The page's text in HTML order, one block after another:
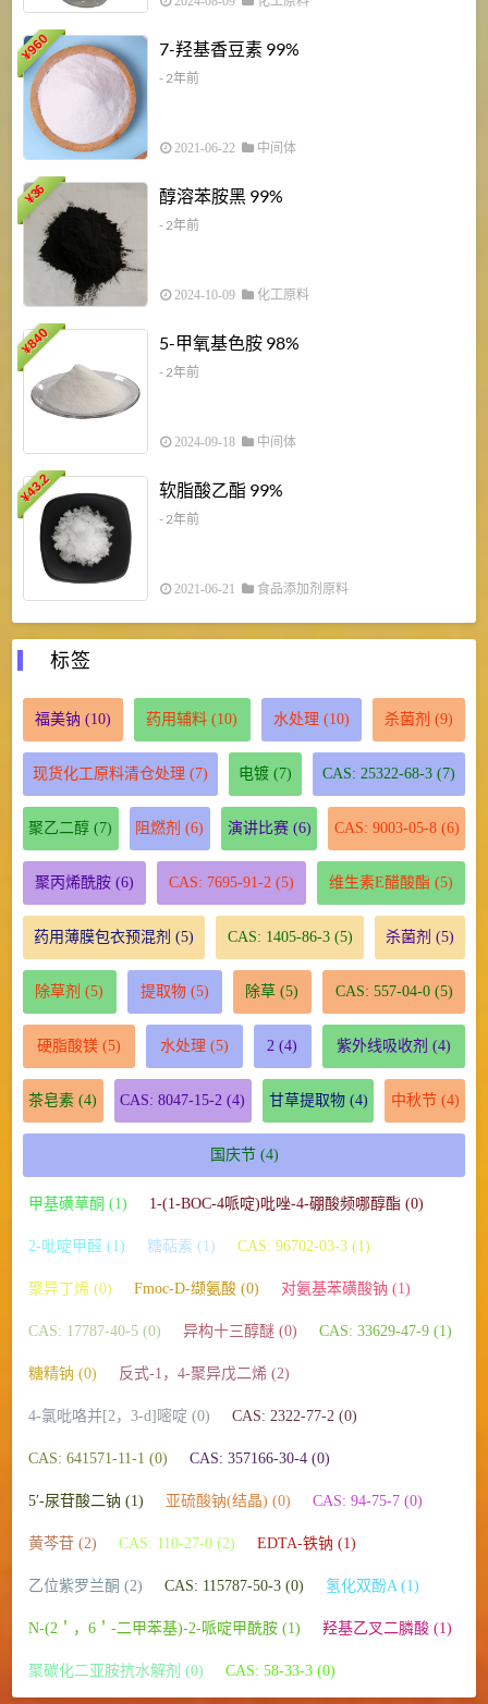
¥
960 7-羟基香豆素 99%
- 2年前
2021-06-22 中间体
¥
36 醇溶苯胺黑 99%
- 2年前
2024-10-09 化工原料
¥
840 5-甲氧基色胺 98%
- 2年前
2024-09-18 中间体
¥
43.2 软脂酸乙酯 99%
- 2年前
2021-06-21 食品添加剂原料
标签
福美钠 (10) 药用辅料 (10) 水处理 (10) 杀菌剂 (9)
现货化工原料清仓处理 (7) 电镀 (7) CAS: 25322-68-3 (7)
聚乙二醇 (7) 阻燃剂 (6) 演讲比赛(6) CAS: 9003-05-8(6)
聚丙烯酰胺(6) CAS: 7695-91-2 (5) 维生素E醋酸酯 (5)
药用薄膜包衣预混剂 (5) CAS: 1405-86-3(5) 杀菌剂 (5)
除草剂 (5) 提取物(5) 除草 (5) CAS: 557-04-0(5)
硬脂酸镁(5) 水处理 (5) 2 (4) 紫外线吸收剂 (4)
茶皂素 (4) CAS: 8047-15-2 (4) 甘草提取物(4) 中秋节(4)
国庆节(4)
甲基磺草酮 (1) 1-(1-BOC-4哌啶)吡唑-4-硼酸频哪醇酯 (0)
2-吡啶甲醛 (1) 糖萜素 (1) CAS: 96702-03-3 (1)
聚异丁烯 (0) Fmoc-D-缬氨酸 (0) 对氨基苯磺酸钠 (1)
CAS: 17787-40-5 (0) 异构十三醇醚 (0) CAS: 33629-47-9 (1)
糖精钠 (0) 反式-1，4-聚异戊二烯 (2)
4-氯吡咯并[2，3-d]嘧啶 (0) CAS: 2322-77-2 (0)
CAS: 641571-11-1 (0) CAS: 357166-30-4 (0)
5′-尿苷酸二钠 (1) 亚硫酸钠(结晶) (0) CAS: 94-75-7 (0)
黄芩苷 (2) CAS: 110-27-0 (2) EDTA-铁钠 (1)
乙位紫罗兰酮 (2) CAS: 115787-50-3 (0) 氢化双酚A (1)
N-(2＇，6＇-二甲苯基)-2-哌啶甲酰胺 (1) 羟基乙叉二膦酸 (1)
聚碳化二亚胺抗水解剂 (0) CAS: 58-33-3 (0)